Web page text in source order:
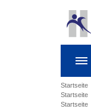
Startseite
Startseite
Startseite